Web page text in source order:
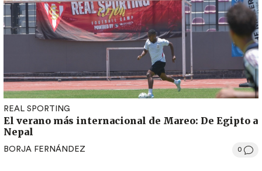
REAL SPORTING
El verano más internacional de Mareo: De Egipto a
Nepal
BORJA FERNÁNDEZ 0